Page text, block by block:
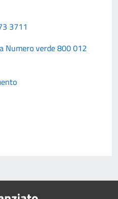
3711
Numero verde 800 012